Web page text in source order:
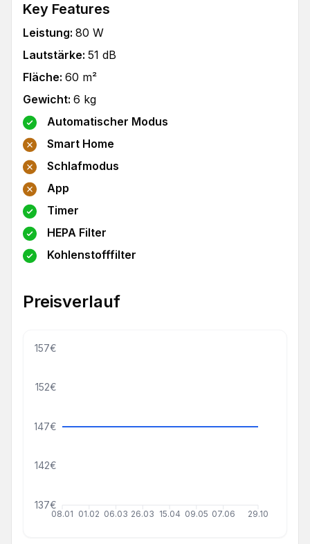
Key Features
Leistung: 80 W
Lautstärke: 51 dB
Fläche: 60 m²
Gewicht: 6 kg
Automatischer Modus
Smart Home
Schlafmodus
App
Timer
HEPA Filter
Kohlenstofffilter
Preisverlauf
08.01 01.02 06.03 26.03 15.04 09.05 07.06 29.10
137€
142€
147€
152€
157€